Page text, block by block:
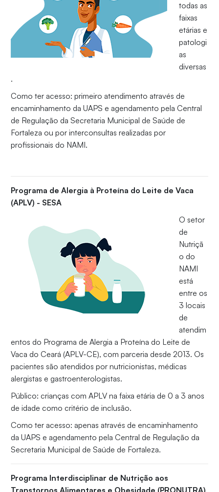
todas as
faixas
etárias e
patologi
as
diversas
.
Como ter acesso: primeiro atendimento através de
encaminhamento da UAPS e agendamento pela Central
de Regulação da Secretaria Municipal de Saúde de
Fortaleza ou por interconsultas realizadas por
profissionais do NAMI.
Programa de Alergia à Proteína do Leite de Vaca
(APLV) - SESA
O setor
de
Nutriçã
o do
NAMI
está
entre os
3 locais
de
atendim
entos do Programa de Alergia a Proteína do Leite de
Vaca do Ceará (APLV-CE), com parceria desde 2013. Os
pacientes são atendidos por nutricionistas, médicas
alergistas e gastroenterologistas.
Público: crianças com APLV na faixa etária de 0 a 3 anos
de idade como critério de inclusão.
Como ter acesso: apenas através de encaminhamento
da UAPS e agendamento pela Central de Regulação da
Secretaria Municipal de Saúde de Fortaleza.
Programa Interdisciplinar de Nutrição aos